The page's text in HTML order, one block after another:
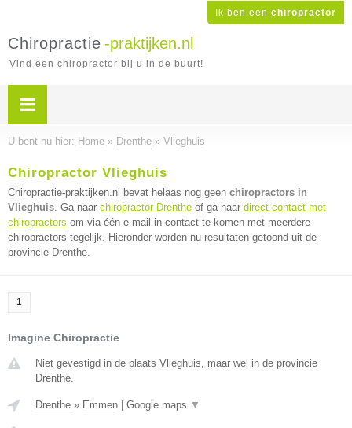
Ik ben een chiropractor
Chiropractie -praktijken.nl
Vind een chiropractor bij u in de buurt!
U bent nu hier: Home » Drenthe » Vlieghuis
Chiropractor Vlieghuis
Chiropractie-praktijken.nl bevat helaas nog geen chiropractors in
Vlieghuis. Ga naar chiropractor Drenthe of ga naar direct contact met
chiropractors om via één e-mail in contact te komen met meerdere
chiropractors tegelijk. Hieronder worden nu resultaten getoond uit de
provincie Drenthe.
1
Imagine Chiropractie
Niet gevestigd in de plaats Vlieghuis, maar wel in de provincie
Drenthe.
Drenthe » Emmen Google maps ▼